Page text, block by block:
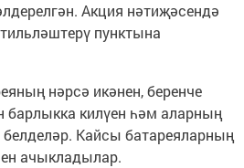
Акция нәтиҗәсендә
пунктына
нәрсә икәнен, беренче
барлыкка килүен һәм аларның
Кайсы батареяларның
ачыкладылар.